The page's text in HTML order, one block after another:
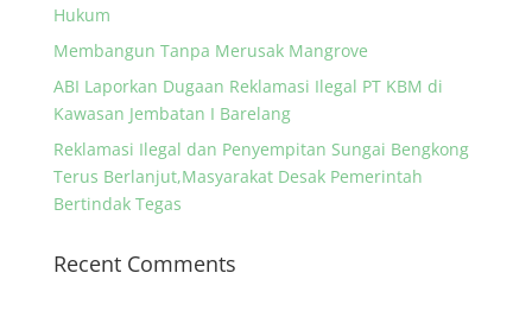
Hukum
Membangun Tanpa Merusak Mangrove
ABI Laporkan Dugaan Reklamasi Ilegal PT KBM di
Kawasan Jembatan I Barelang
Reklamasi Ilegal dan Penyempitan Sungai Bengkong
Terus Berlanjut,Masyarakat Desak Pemerintah
Bertindak Tegas
Recent Comments